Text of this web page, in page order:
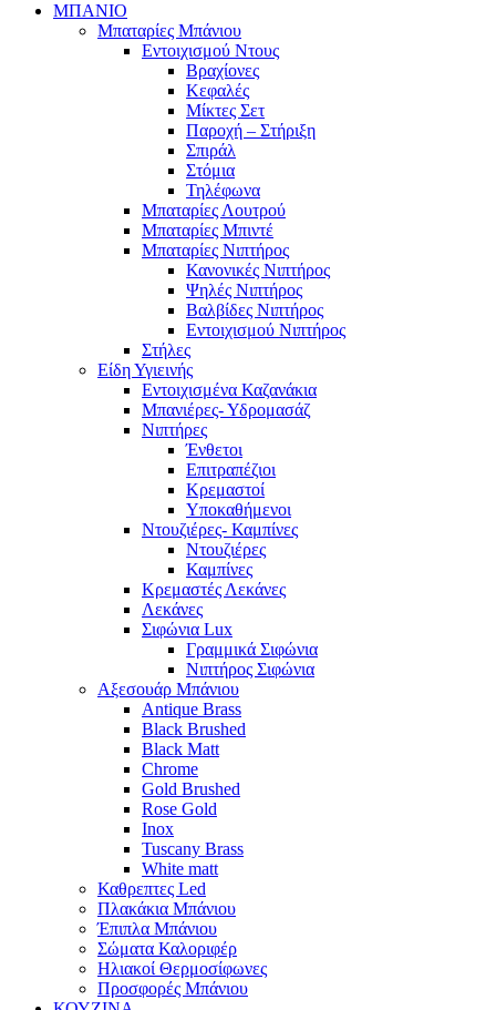
ΜΠΑΝΙΟ
Μπαταρίες Μπάνιου
Εντοιχισμού Ντους
Βραχίονες
Κεφαλές
Μίκτες Σετ
Παροχή – Στήριξη
Σπιράλ
Στόμια
Τηλέφωνα
Μπαταρίες Λουτρού
Μπαταρίες Μπιντέ
Μπαταρίες Νιπτήρος
Κανονικές Νιπτήρος
Ψηλές Νιπτήρος
Βαλβίδες Νιπτήρος
Εντοιχισμού Νιπτήρος
Στήλες
Είδη Υγιεινής
Εντοιχισμένα Καζανάκια
Μπανιέρες- Υδρομασάζ
Νιπτήρες
Ένθετοι
Επιτραπέζιοι
Κρεμαστοί
Υποκαθήμενοι
Ντουζιέρες- Καμπίνες
Ντουζιέρες
Καμπίνες
Κρεμαστές Λεκάνες
Λεκάνες
Σιφώνια Lux
Γραμμικά Σιφώνια
Νιπτήρος Σιφώνια
Αξεσουάρ Μπάνιου
Antique Brass
Black Brushed
Black Matt
Chrome
Gold Brushed
Rose Gold
Inox
Tuscany Brass
White matt
Καθρεπτες Led
Πλακάκια Μπάνιου
Έπιπλα Μπάνιου
Σώματα Καλοριφέρ
Ηλιακοί Θερμοσίφωνες
Προσφορές Μπάνιου